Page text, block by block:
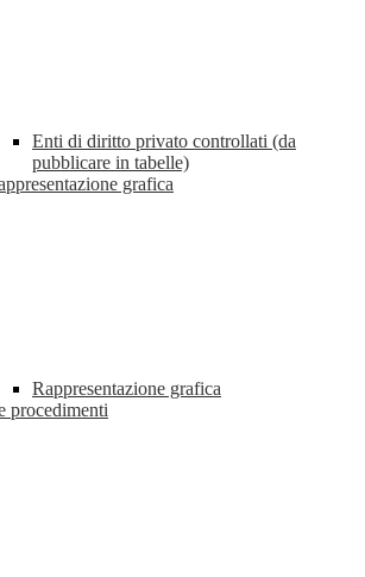
Enti di diritto privato controllati (da
pubblicare in tabelle)
grafica
Rappresentazione grafica
procedimenti